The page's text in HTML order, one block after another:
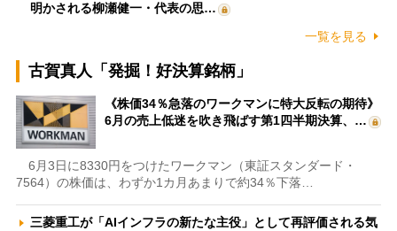
明かされる柳瀬健一・代表の思…
一覧を見る
古賀真人「発掘！好決算銘柄」
《株価34％急落のワークマンに特大反転の期待》
6月の売上低迷を吹き飛ばす第1四半期決算、…
6月3日に8330円をつけたワークマン（東証スタンダード・
7564）の株価は、わずか1カ月あまりで約34％下落…
三菱重工が「AIインフラの新たな主役」として再評価される気